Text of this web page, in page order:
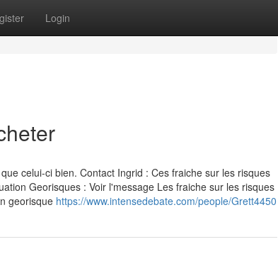
Login
celui-ci bien. Contact Ingrid : Ces fraiche sur les risques
Georisques : Voir l'message Les fraiche sur les risques
georisque https://www.intensedebate.com/people/Grett4450